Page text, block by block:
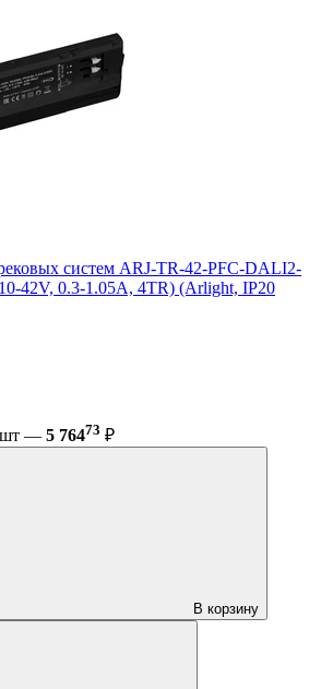
систем ARJ-TR-42-PFC-DALI2-
42V, 0.3-1.05A, 4TR) (Arlight, IP20
шт — 5 76473 ₽
В корзину